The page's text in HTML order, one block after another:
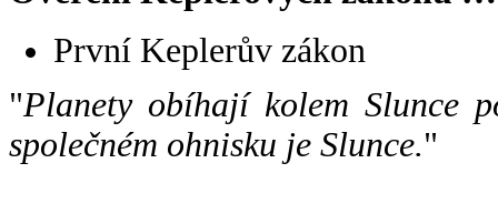
První Keplerův zákon
"Planety obíhají kolem Slunce
společném ohnisku je Slunce."